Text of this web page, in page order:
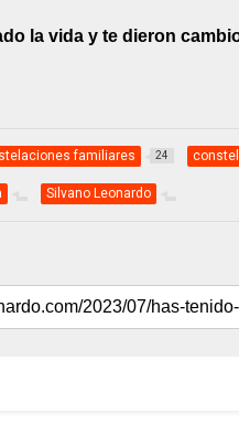
la vida y te dieron
familiares 24
Silvano Leonardo